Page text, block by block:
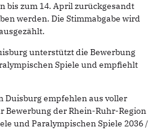
bis zum 14. April zurückgesandt
werden. Die Stimmabgabe wird
unterstützt die Bewerbung
Spiele und empfiehlt
Duisburg empfehlen aus voller
Bewerbung der Rhein-Ruhr-Region
und Paralympischen Spiele 2036 /